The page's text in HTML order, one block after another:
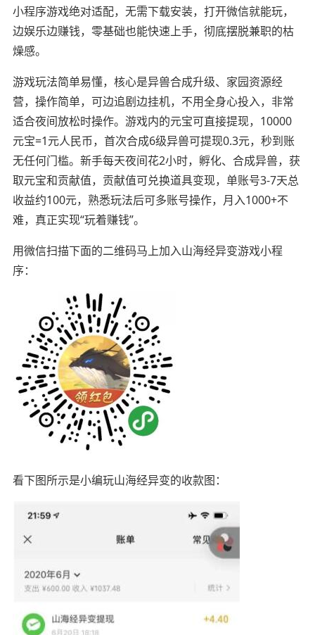
小程序游戏绝对适配，无需下载安装，打开微信就能玩，
边娱乐边赚钱，零基础也能快速上手，彻底摆脱兼职的枯
燥感。
游戏玩法简单易懂，核心是异兽合成升级、家园资源经
营，操作简单，可边追剧边挂机，不用全身心投入，非常
适合夜间放松时操作。游戏内的元宝可直接提现，10000
元宝=1元人民币，首次合成6级异兽可提现0.3元，秒到账
无任何门槛。新手每天夜间花2小时，孵化、合成异兽，获
取元宝和贡献值，贡献值可兑换道具变现，单账号3-7天总
收益约100元，熟悉玩法后可多账号操作，月入1000+不
难，真正实现“玩着赚钱”。
用微信扫描下面的二维码马上加入山海经异变游戏小程
序：
看下图所示是小编玩山海经异变的收款图：